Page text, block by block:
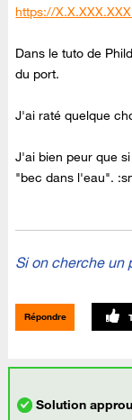
https://
Dans le tuto de
du port.
J'ai raté quelque
J'ai bien peur que
"bec dans l'eau".
Si on cherche un
Répondre